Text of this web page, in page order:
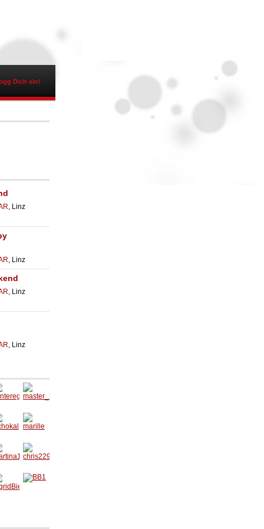
Dich ein!
, Linz
, Linz
, Linz
, Linz
master
_x_
marille
chris22
91986